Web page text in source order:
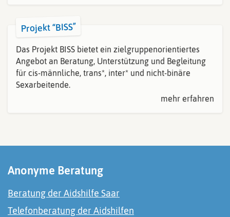
Projekt “BISS”
Das Projekt BISS bietet ein zielgruppenorientiertes
Angebot an Beratung, Unterstützung und Begleitung
für cis-männliche, trans*, inter* und nicht-binäre
Sexarbeitende.
mehr erfahren
Anonyme Beratung
Beratung der Aidshilfe Saar
Telefonberatung der Aidshilfen